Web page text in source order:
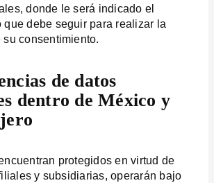
donde le será indicado el
que debe seguir para realizar la
consentimiento.
de datos
dentro de México y
protegidos en virtud de
y subsidiarias, operarán bajo